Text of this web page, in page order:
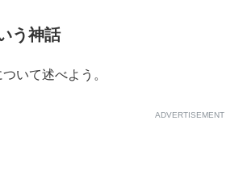
う神話
いて述べよう。
ADVERTISEMENT